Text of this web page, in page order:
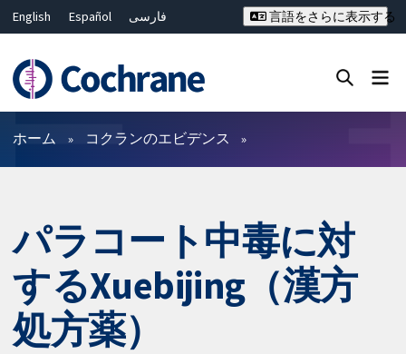
English Español
فارسی
Deutsch
Bahasa Malaysia
ไทย
繁體中文
简体中文
言語をさらに表示する
フィルター
ホーム コクランのエビデンス
パラコート中毒に対
するXuebijing（漢方
処方薬）